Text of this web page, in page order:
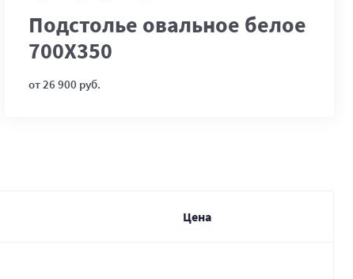
Подстолье овальное белое
700Х350
от 26 900 руб.
Цена